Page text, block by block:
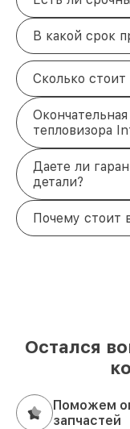
В какой срок
Сколько стоит
тепловизора
Даете ли
детали?
Почему стоит
Остался
Поможем
запчастей